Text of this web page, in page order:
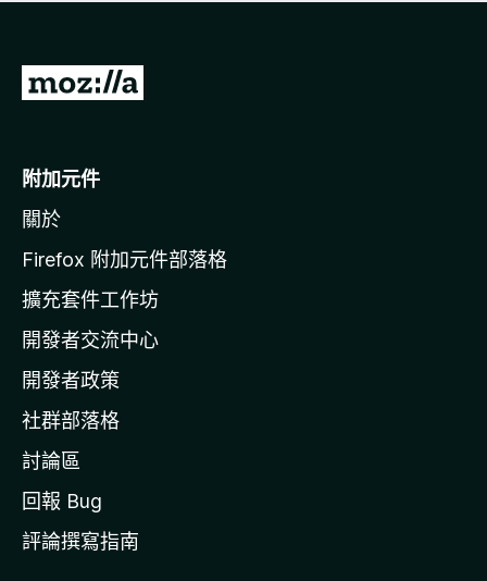
有
前
o
i
l
a
官
網
附加元件
關於
Firefox 附加元件部落格
擴充套件工作坊
開發者交流中心
開發者政策
社群部落格
討論區
回報 Bug
評論撰寫指南